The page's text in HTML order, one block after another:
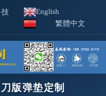
English
繁體中文
刀版弹垫定制